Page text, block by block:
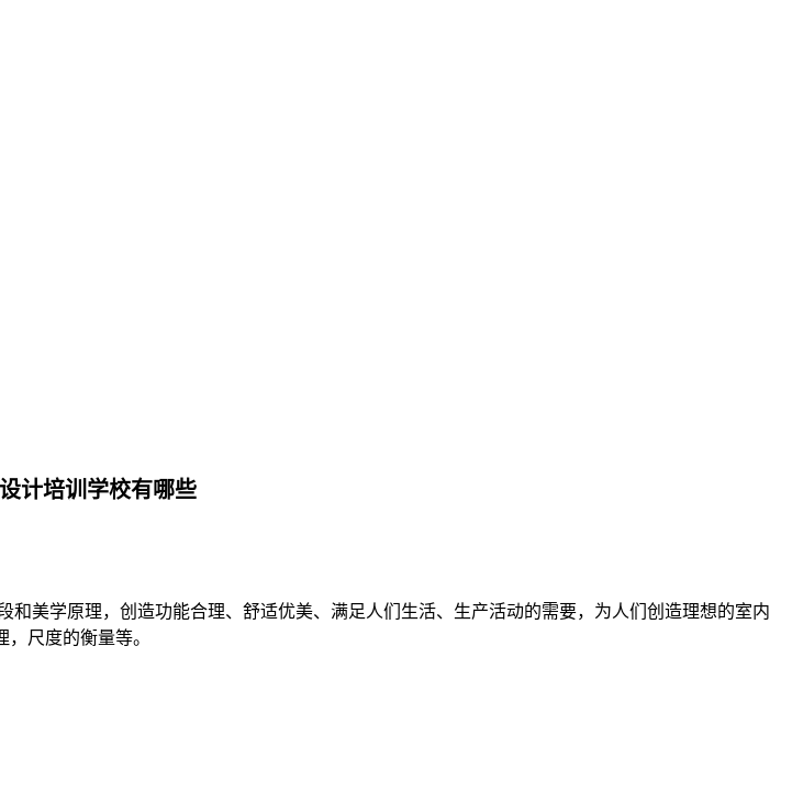
计培训学校有哪些
和美学原理，创造功能合理、舒适优美、满足人们生活、生产活动的需要，为人们创造理想的室内
尺度的衡量等。